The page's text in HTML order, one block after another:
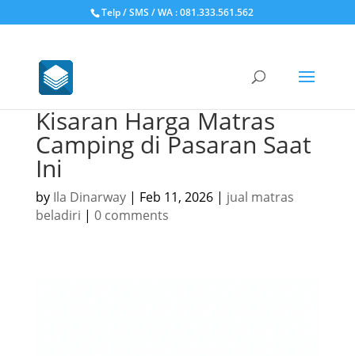
Telp / SMS / WA : 081.333.561.562
Kisaran Harga Matras
Camping di Pasaran Saat
Ini
by Ila Dinarway| Feb 11, 2026| jual matras
beladiri | 0 comments